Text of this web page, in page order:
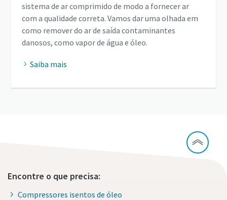
sistema de ar comprimido de modo a fornecer ar
com a qualidade correta. Vamos dar uma olhada em
como remover do ar de saída contaminantes
danosos, como vapor de água e óleo.
Saiba mais
Encontre o que precisa:
Compressores isentos de óleo